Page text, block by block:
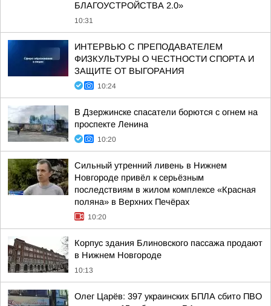
БЛАГОУСТРОЙСТВА 2.0»
10:31
ИНТЕРВЬЮ С ПРЕПОДАВАТЕЛЕМ
ФИЗКУЛЬТУРЫ О ЧЕСТНОСТИ СПОРТА И
ЗАЩИТЕ ОТ ВЫГОРАНИЯ
10:24
В Дзержинске спасатели борются с огнем на
проспекте Ленина
10:20
Сильный утренний ливень в Нижнем
Новгороде привёл к серьёзным
последствиям в жилом комплексе «Красная
поляна» в Верхних Печёрах
10:20
Корпус здания Блиновского пассажа продают
в Нижнем Новгороде
10:13
Олег Царёв: 397 украинских БПЛА сбито ПВО